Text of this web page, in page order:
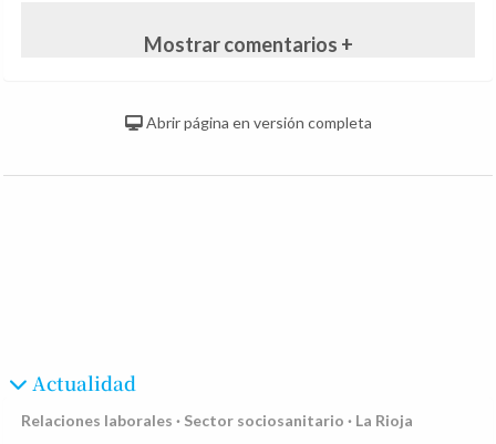
Mostrar comentarios +
Abrir página en versión completa
Actualidad
Relaciones laborales · Sector sociosanitario · La Rioja